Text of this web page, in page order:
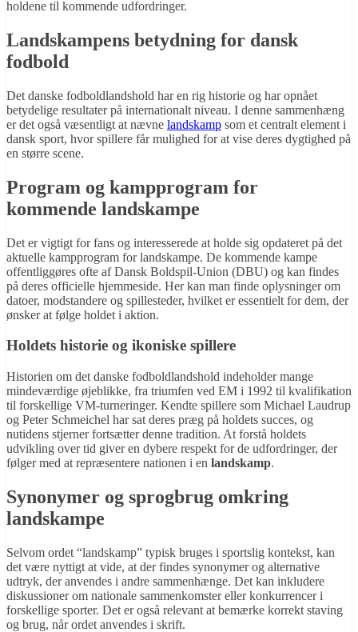
holdene til kommende udfordringer.
Landskampens betydning for dansk
fodbold
Det danske fodboldlandshold har en rig historie og har opnået
betydelige resultater på internationalt niveau. I denne sammenhæng
er det også væsentligt at nævne landskamp som et centralt element i
dansk sport, hvor spillere får mulighed for at vise deres dygtighed på
en større scene.
Program og kampprogram for
kommende landskampe
Det er vigtigt for fans og interesserede at holde sig opdateret på det
aktuelle kampprogram for landskampe. De kommende kampe
offentliggøres ofte af Dansk Boldspil-Union (DBU) og kan findes
på deres officielle hjemmeside. Her kan man finde oplysninger om
datoer, modstandere og spillesteder, hvilket er essentielt for dem, der
ønsker at følge holdet i aktion.
Holdets historie og ikoniske spillere
Historien om det danske fodboldlandshold indeholder mange
mindeværdige øjeblikke, fra triumfen ved EM i 1992 til kvalifikation
til forskellige VM-turneringer. Kendte spillere som Michael Laudrup
og Peter Schmeichel har sat deres præg på holdets succes, og
nutidens stjerner fortsætter denne tradition. At forstå holdets
udvikling over tid giver en dybere respekt for de udfordringer, der
følger med at repræsentere nationen i en landskamp.
Synonymer og sprogbrug omkring
landskampe
Selvom ordet “landskamp” typisk bruges i sportslig kontekst, kan
det være nyttigt at vide, at der findes synonymer og alternative
udtryk, der anvendes i andre sammenhænge. Det kan inkludere
diskussioner om nationale sammenkomster eller konkurrencer i
forskellige sporter. Det er også relevant at bemærke korrekt staving
og brug, når ordet anvendes i skrift.